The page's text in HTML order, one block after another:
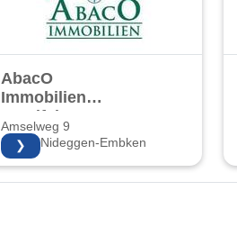
AbacO
Immobilien
Voreifel
Amselweg 9
52385 Nideggen-Embken
❯